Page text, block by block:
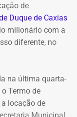
qual optou
à ata do
aos
(DSG). O
dos Blindados
de quatro
III-A, sem
de
Duque de Caxias
milionário com a
diferente, no
na última quarta-
Termo de
locação de